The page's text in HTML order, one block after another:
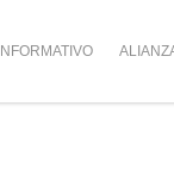
INFORMATIVO